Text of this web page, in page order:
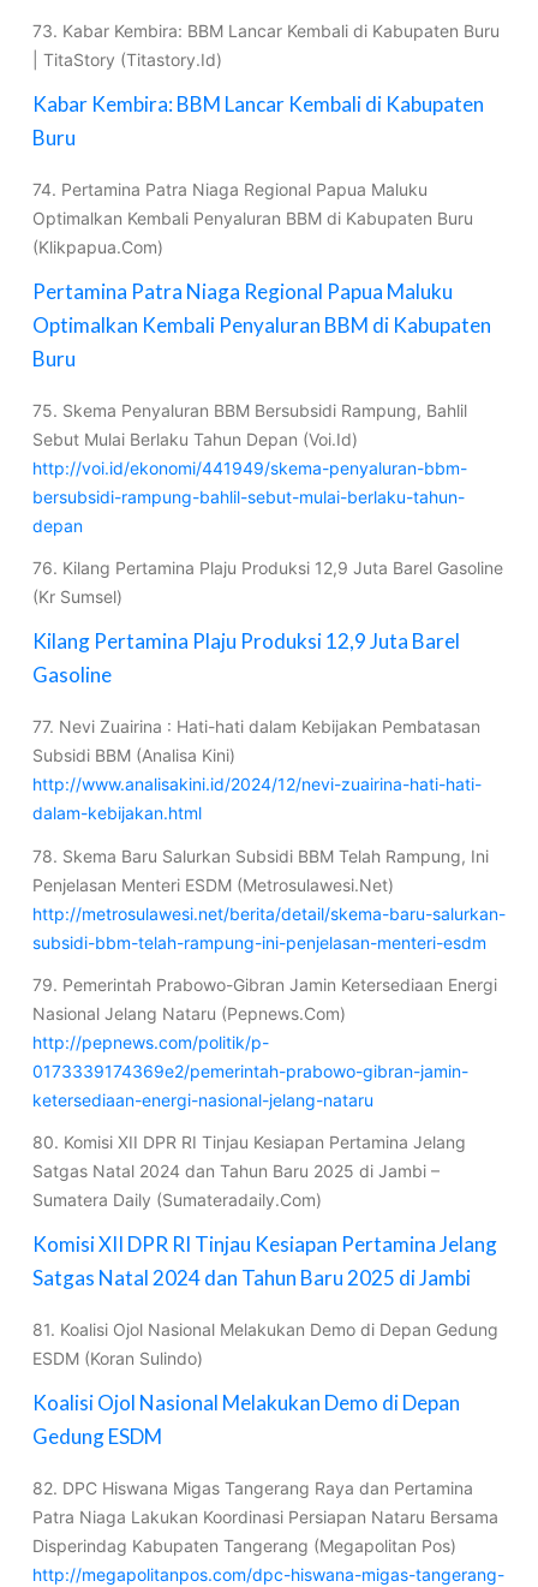
73. Kabar Kembira: BBM Lancar Kembali di Kabupaten Buru
| TitaStory (Titastory.Id)
Kabar Kembira: BBM Lancar Kembali di Kabupaten
Buru
74. Pertamina Patra Niaga Regional Papua Maluku
Optimalkan Kembali Penyaluran BBM di Kabupaten Buru
(Klikpapua.Com)
Pertamina Patra Niaga Regional Papua Maluku
Optimalkan Kembali Penyaluran BBM di Kabupaten
Buru
75. Skema Penyaluran BBM Bersubsidi Rampung, Bahlil
Sebut Mulai Berlaku Tahun Depan (Voi.Id)
http://voi.id/ekonomi/441949/skema-penyaluran-bbm-
bersubsidi-rampung-bahlil-sebut-mulai-berlaku-tahun-
depan
76. Kilang Pertamina Plaju Produksi 12,9 Juta Barel Gasoline
(Kr Sumsel)
Kilang Pertamina Plaju Produksi 12,9 Juta Barel
Gasoline
77. Nevi Zuairina : Hati-hati dalam Kebijakan Pembatasan
Subsidi BBM (Analisa Kini)
http://www.analisakini.id/2024/12/nevi-zuairina-hati-hati-
dalam-kebijakan.html
78. Skema Baru Salurkan Subsidi BBM Telah Rampung, Ini
Penjelasan Menteri ESDM (Metrosulawesi.Net)
http://metrosulawesi.net/berita/detail/skema-baru-salurkan-
subsidi-bbm-telah-rampung-ini-penjelasan-menteri-esdm
79. Pemerintah Prabowo-Gibran Jamin Ketersediaan Energi
Nasional Jelang Nataru (Pepnews.Com)
http://pepnews.com/politik/p-
0173339174369e2/pemerintah-prabowo-gibran-jamin-
ketersediaan-energi-nasional-jelang-nataru
80. Komisi XII DPR RI Tinjau Kesiapan Pertamina Jelang
Satgas Natal 2024 dan Tahun Baru 2025 di Jambi –
Sumatera Daily (Sumateradaily.Com)
Komisi XII DPR RI Tinjau Kesiapan Pertamina Jelang
Satgas Natal 2024 dan Tahun Baru 2025 di Jambi
81. Koalisi Ojol Nasional Melakukan Demo di Depan Gedung
ESDM (Koran Sulindo)
Koalisi Ojol Nasional Melakukan Demo di Depan
Gedung ESDM
82. DPC Hiswana Migas Tangerang Raya dan Pertamina
Patra Niaga Lakukan Koordinasi Persiapan Nataru Bersama
Disperindag Kabupaten Tangerang (Megapolitan Pos)
http://megapolitanpos.com/dpc-hiswana-migas-tangerang-